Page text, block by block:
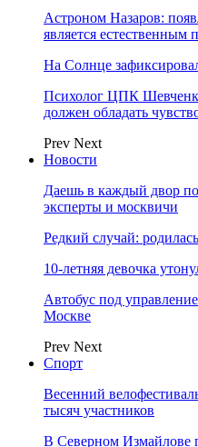
Астроном Назаров:
является естественным
На Солнце
Психолог ЦПК
должен обладать
Prev Next
Новости
Даешь в каждый двор
эксперты и москвичи
Редкий случай:
10-летняя девочка
Автобус под
Москве
Prev Next
Спорт
Весенний
тысяч участников
В Северном Измайлове